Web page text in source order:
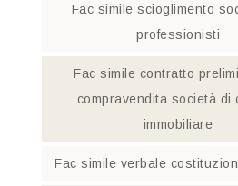
Fac simile scioglimento
professionisti​
Fac simile contratto
compravendita società di
immobiliare
Fac simile verbale